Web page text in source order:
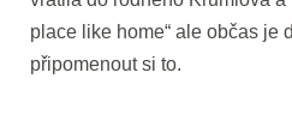
place like home“ ale občas je
připomenout si to.